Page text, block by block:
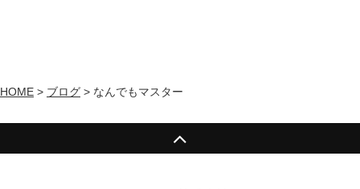
HOME > ブログ > なんでもマスター